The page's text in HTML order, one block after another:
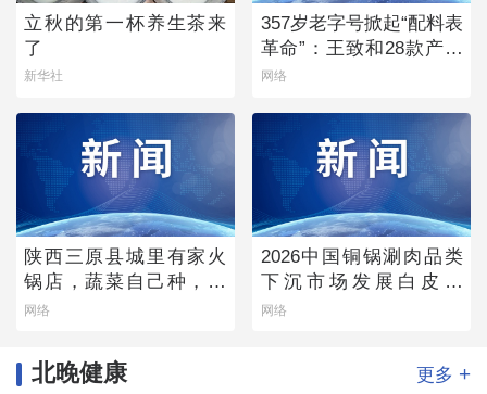
立秋的第一杯养生茶来
了
新华社
357岁老字号掀起“配料表
革命”：王致和28款产品
获清洁标签0级评价
网络
陕西三原县城里有家火
锅店，蔬菜自己种，羊
肉从盐池拉，毛肚当天
网络
2026中国铜锅涮肉品类
下沉市场发展白皮书
——老北京味道的县域
网络
北晚健康 更多 +